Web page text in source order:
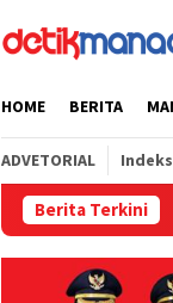
HOME BERITA
ADVETORIAL
Berita Terkini